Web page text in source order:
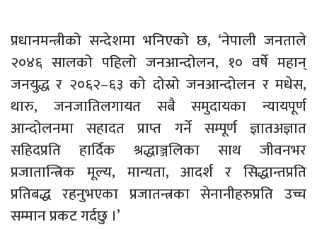
प्रधानमन्त्रीको सन्देशमा भनिएको छ, ‘नेपाली जनताले
२०४६ सालको पहिलो जनआन्दोलन, १० वर्षे महान्
जनयुद्ध र २०६२–६३ को दोस्रो जनआन्दोलन र मधेस,
थारु, जनजातिलगायत सबै समुदायका न्यायपूर्ण
आन्दोलनमा सहादत प्राप्त गर्ने सम्पूर्ण ज्ञातअज्ञात
सहिदप्रति हार्दिक श्रद्धाञ्जलिका साथ जीवनभर
प्रजातान्त्रिक मूल्य, मान्यता, आदर्श र सिद्धान्तप्रति
प्रतिबद्ध रहनुभएका प्रजातन्त्रका सेनानीहरुप्रति उच्च
सम्मान प्रकट गर्दछु ।’